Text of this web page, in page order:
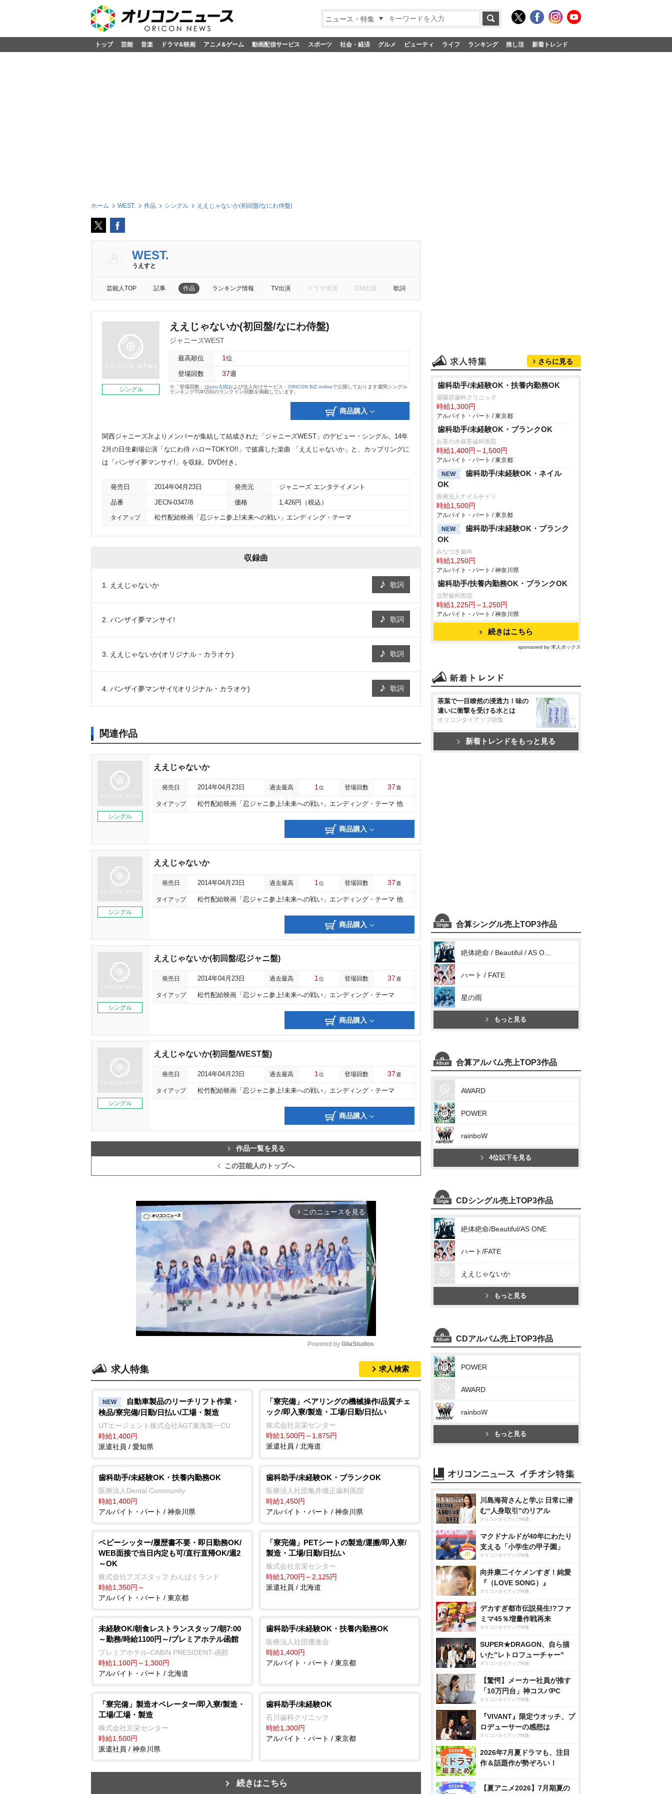
ニュース・特集
トップ 芸能 音楽 ドラマ&映画 アニメ&ゲーム 動画配信サービス スポーツ 社会・経済 グルメ ビューティ ライフ ランキング 推し活 新着トレンド
ホーム WEST. 作品 シングル ええじゃないか(初回盤/なにわ侍盤)
WEST.
うえすと
芸能人TOP 記事 作品 ランキング情報 TV出演 ドラマ出演 CM出演 歌詞
シングル
ええじゃないか(初回盤/なにわ侍盤)
ジャニーズWEST
最高順位 1 位
登場回数 37週
※「登場回数」はyou大樹および法人向けサービス・ ORICON BiZ onlineで公開しております週間シングル
ランキングTOP200のランクイン回数を掲載しています。
商品購入
関西ジャニーズJr.よりメンバーが集結して結成された「ジャニーズWEST」のデビュー・シングル。14年
2月の日生劇場公演「なにわ侍 ハローTOKYO!!」で披露した楽曲 「ええじゃないか」と、カップリングに
は「バンザイ夢マンサイ!」を収録。DVD付き。
発売日 2014年04月23日 発売元 ジャニーズ エンタテイメント
品番 JECN-0347/8 価格 1,426円（税込）
タイアップ 松竹配給映画「忍ジャニ参上!未来への戦い」エンディング・テーマ
収録曲
1. ええじゃないか 歌詞
2. バンザイ夢マンサイ! 歌詞
3. ええじゃないか(オリジナル・カラオケ) 歌詞
4. バンザイ夢マンサイ!(オリジナル・カラオケ) 歌詞
関連作品
シングル
ええじゃないか
発売日 2014年04月23日 過去最高 1 位 登場回数 37週
タイアップ 松竹配給映画「忍ジャニ参上!未来への戦い」エンディング・テーマ 他
商品購入
シングル
ええじゃないか
発売日 2014年04月23日 過去最高 1 位 登場回数 37週
タイアップ 松竹配給映画「忍ジャニ参上!未来への戦い」エンディング・テーマ 他
商品購入
シングル
ええじゃないか(初回盤/忍ジャニ盤)
発売日 2014年04月23日 過去最高 1 位 登場回数 37週
タイアップ 松竹配給映画「忍ジャニ参上!未来への戦い」エンディング・テーマ
商品購入
シングル
ええじゃないか(初回盤/WEST盤)
発売日 2014年04月23日 過去最高 1 位 登場回数 37週
タイアップ 松竹配給映画「忍ジャニ参上!未来への戦い」エンディング・テーマ
商品購入
作品一覧を見る
この芸能人のトップへ
arrow_forward_ios このニュースを見る
t
e
Powered by GliaStudios
求人特集 求人検索
NEW
自動車製品のリーチリフト作業・
検品/寮完備/日勤/日払い/工場・製造
UTエージェント株式会社AGT東海第一CU
時給1,400円
派遣社員 / 愛知県
「寮完備」ベアリングの機械操作/品質チェ
ック/即入寮/製造・工場/日勤/日払い
株式会社京栄センター
時給1,500円～1,875円
派遣社員 / 北海道
歯科助手/未経験OK・扶養内勤務OK
医療法人Dental Community
時給1,400円
アルバイト・パート / 神奈川県
歯科助手/未経験OK・ブランクOK
医療法人社団亀井矯正歯科医院
時給1,450円
アルバイト・パート / 神奈川県
ベビーシッター/履歴書不要・即日勤務OK/
WEB面接で当日内定も可/直行直帰OK/週2
～OK
株式会社アズスタッフ わんぱくランド
時給1,350円～
アルバイト・パート / 東京都
「寮完備」PETシートの製造/運搬/即入寮/
製造・工場/日勤/日払い
株式会社京栄センター
時給1,700円～2,125円
派遣社員 / 北海道
未経験OK/朝食レストランスタッフ/朝7:00
～勤務/時給1100円～/プレミアホテル函館
プレミアホテル-CABIN PRESIDENT-函館
時給1,100円～1,300円
アルバイト・パート / 北海道
歯科助手/未経験OK・扶養内勤務OK
医療法人社団優進会
時給1,400円
アルバイト・パート / 東京都
「寮完備」製造オペレーター/即入寮/製造・
工場/工場・製造
株式会社京栄センター
時給1,500円
派遣社員 / 神奈川県
歯科助手/未経験OK
石川歯科クリニック
時給1,300円
アルバイト・パート / 東京都
続きはこちら
さらに見る
歯科助手/未経験OK・扶養内勤務OK
遊園前歯科クリニック
時給1,300円
アルバイト・パート / 東京都
歯科助手/未経験OK・ブランクOK
お茶の水保富歯科医院
時給1,400円～1,500円
アルバイト・パート / 東京都
NEW
歯科助手/未経験OK・ネイル
OK
医療法人ナイルチドリ
時給1,500円
アルバイト・パート / 東京都
NEW
歯科助手/未経験OK・ブランク
OK
みなづき歯科
時給1,250円
アルバイト・パート / 神奈川県
歯科助手/扶養内勤務OK・ブランクOK
北野歯科医院
時給1,225円～1,250円
アルバイト・パート / 神奈川県
続きはこちら
sponsored by 求人ボックス
茶葉で一目瞭然の浸透力！味の
違いに衝撃を受ける水とは
オリコンタイアップ特集
新着トレンドをもっと見る
合算シングル売上TOP3作品
ハート / FATE
星の雨
もっと見る
合算アルバム売上TOP3作品
AWARD
POWER
rainboW
4位以下を見る
CDシングル売上TOP3作品
絶体絶命/Beautiful/AS ONE
ハート/FATE
ええじゃないか
もっと見る
CDアルバム売上TOP3作品
POWER
AWARD
rainboW
もっと見る
川島海荷さんと学ぶ 日常に潜
む“人身取引”のリアル
オリコンタイアップ特集
マクドナルドが40年にわたり
支える「小学生の甲子園」
オリコンタイアップ特集
向井康二イケメンすぎ！純愛
『（LOVE SONG）』
オリコンタイアップ特集
デカすぎ都市伝説発生!?ファ
ミマ45％増量作戦再来
オリコンタイアップ特集
SUPER★DRAGON、自ら描
いた”レトロフューチャー”
オリコンタイアップ特集
【驚愕】メーカー社員が推す
「10万円台」神コスパPC
オリコンタイアップ特集
『VIVANT』限定ウオッチ、プ
ロデューサーの感想は
オリコンタイアップ特集
2026年7月夏ドラマも、注目
作＆話題作が勢ぞろい！
【夏アニメ2026】7月期夏の